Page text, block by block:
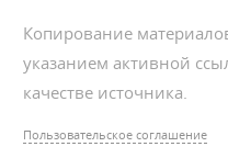
Копирование
указанием активной
качестве источника.
Пользовательское соглашение